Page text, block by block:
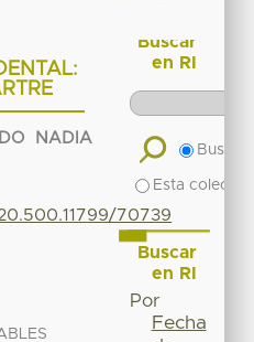
NADIA
70739
Buscar
en RI
Buscar
Esta
Buscar
en RI
Por
Fecha